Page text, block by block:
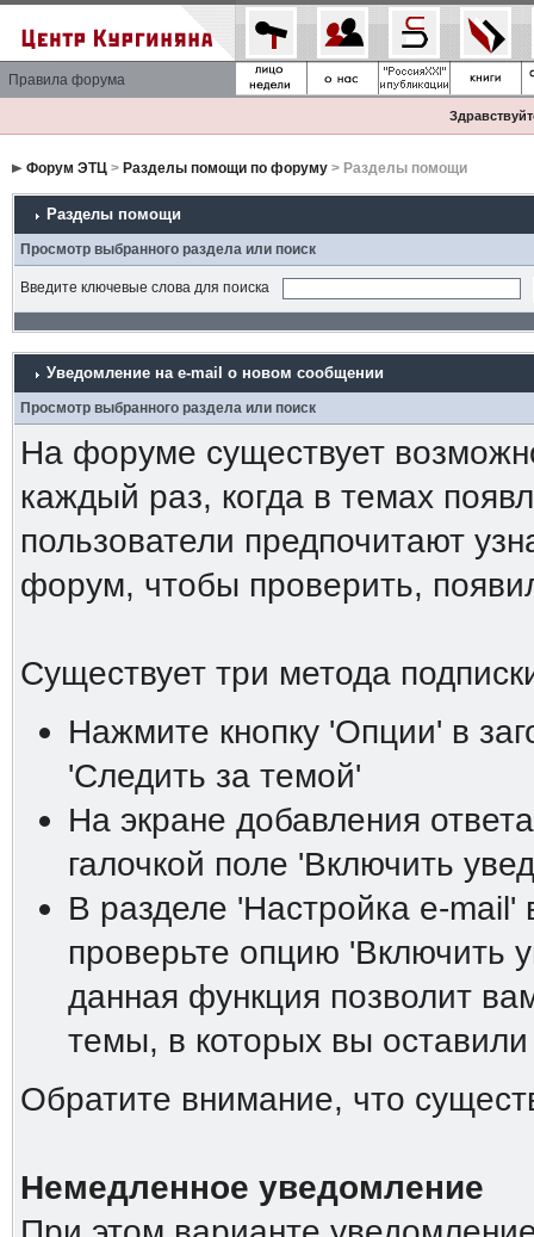
Правила форума
Форум ЭТЦ> Разделы помощи по форуму> Разделы помощи
Разделы помощи
Просмотр выбранного раздела или поиск
Введите ключевые слова для поиска
Уведомление на е-mail о новом сообщении
Просмотр выбранного раздела или поиск
На форуме существует
каждый раз, когда в темах
пользователи предпочитают
форум, чтобы проверить,
Существует три метода
Нажмите кнопку 'Опции' в
'Следить за темой'
На экране добавления
галочкой поле 'Включить
В разделе 'Настройка е-
проверьте опцию 'Включить
данная функция позволит
темы, в которых вы оставили
Обратите внимание, что
Немедленное уведомление